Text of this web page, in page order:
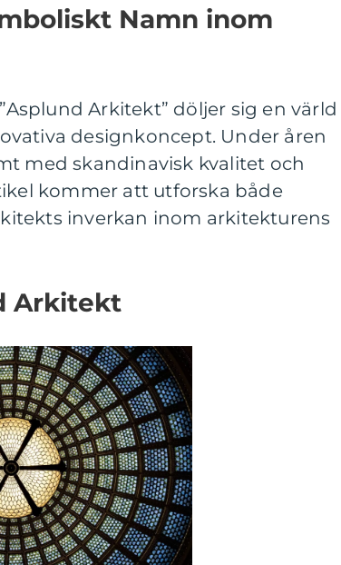
Namn inom
Arkitekt” döljer sig en värld
designkoncept. Under åren
med skandinavisk kvalitet och
kommer att utforska både
inverkan inom arkitekturens
Arkitekt